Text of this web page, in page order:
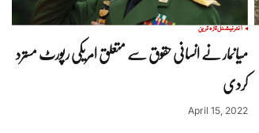
انٹرنیشنلتازہ ترین
میانمار نے انسانی حقوق سے متعلق امریکی رپورٹ مسترد
کردی
April 15, 2022